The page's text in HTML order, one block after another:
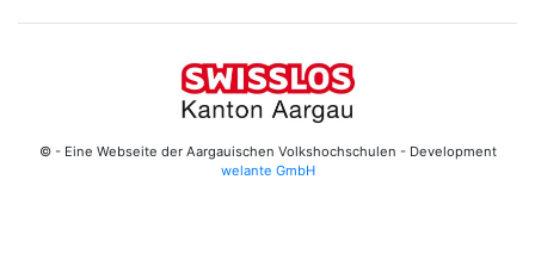
© - Eine Webseite der Aargauischen Volkshochschulen - Development
welante GmbH